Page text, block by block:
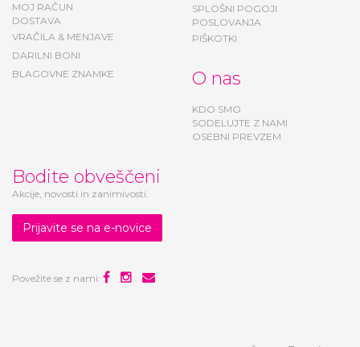
MOJ RAČUN
DOSTAVA
VRAČILA & MENJAVE
DARILNI BONI
BLAGOVNE ZNAMKE
SPLOŠNI POGOJI
POSLOVANJA
PIŠKOTKI
O nas
KDO SMO
SODELUJTE Z NAMI
OSEBNI PREVZEM
Bodite obveščeni
Akcije, novosti in zanimivosti.
Prijavite se na e-novice
Povežite se z nami: